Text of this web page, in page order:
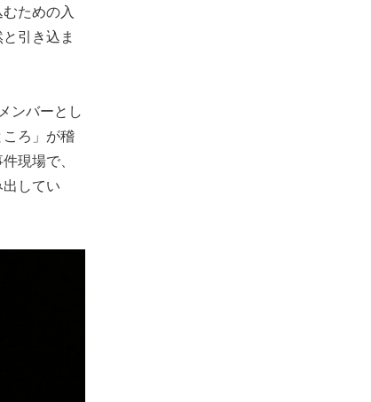
ための入
引き込ま
ンバーとし
ろ」が稽
現場で、
してい